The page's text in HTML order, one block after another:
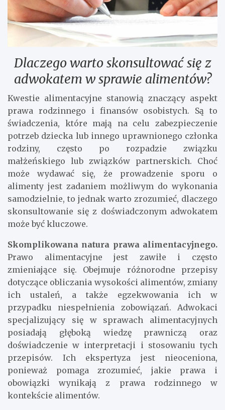
Dlaczego warto skonsultować się z
adwokatem w sprawie alimentów?
Kwestie alimentacyjne stanowią znaczący aspekt
prawa rodzinnego i finansów osobistych. Są to
świadczenia, które mają na celu zabezpieczenie
potrzeb dziecka lub innego uprawnionego członka
rodziny, często po rozpadzie związku
małżeńskiego lub związków partnerskich. Choć
może wydawać się, że prowadzenie sporu o
alimenty jest zadaniem możliwym do wykonania
samodzielnie, to jednak warto zrozumieć, dlaczego
skonsultowanie się z doświadczonym adwokatem
może być kluczowe.
Skomplikowana natura prawa alimentacyjnego.
Prawo alimentacyjne jest zawiłe i często
zmieniające się. Obejmuje różnorodne przepisy
dotyczące obliczania wysokości alimentów, zmiany
ich ustaleń, a także egzekwowania ich w
przypadku niespełnienia zobowiązań. Adwokaci
specjalizujący się w sprawach alimentacyjnych
posiadają głęboką wiedzę prawniczą oraz
doświadczenie w interpretacji i stosowaniu tych
przepisów. Ich ekspertyza jest nieoceniona,
ponieważ pomaga zrozumieć, jakie prawa i
obowiązki wynikają z prawa rodzinnego w
kontekście alimentów.